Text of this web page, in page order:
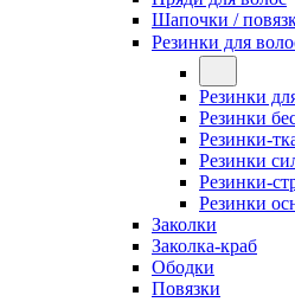
Шапочки /
Резинки для
Резинки
Резинки
Резинки-
Резинки
Резинки-
Резинки
Заколки
Заколка-краб
Ободки
Повязки